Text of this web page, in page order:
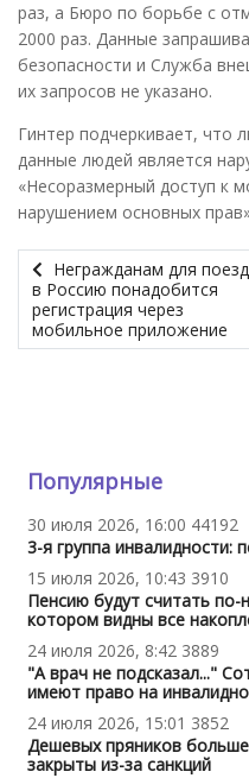
раз, а Бюро по борьбе с
2000 раз. Данные
безопасности и Служба
их запросов не указано.
Гинтер подчеркивает, что
данные людей является
«Несоразмерный доступ к
нарушением основных
Негражданам для
в Россию понадобится
регистрация через
мобильное приложение
Популярные
30 июля 2026, 16:00 44192
3-я группа инвалидности:
15 июля 2026, 10:43 3910
Пенсию будут считать по-
котором видны все
24 июля 2026, 8:42 3889
"А врач не подсказал..."
имеют право на
24 июля 2026, 15:01 3852
Дешевых пряников
закрыты из-за санкций